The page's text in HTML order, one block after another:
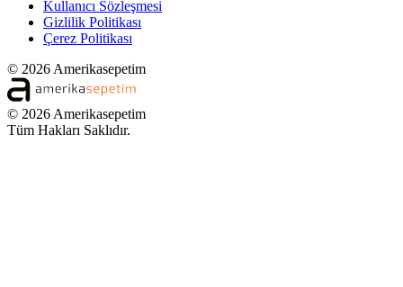
Kullanıcı Sözleşmesi
Gizlilik Politikası
Çerez Politikası
© 2026 Amerikasepetim
© 2026 Amerikasepetim
Tüm Hakları Saklıdır.